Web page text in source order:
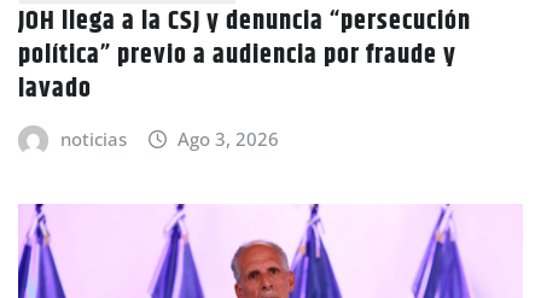
JOH llega a la CSJ y denuncia “persecución
política” previo a audiencia por fraude y
lavado
noticias Ago 3, 2026